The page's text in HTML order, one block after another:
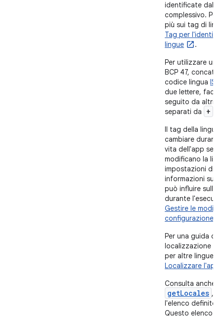
identificate dal
complessivo.
più sui tag di
Tag per
lingue
.
Per utilizzare un
BCP 47,
codice lingua
due lettere,
seguito da altri
separati da
+
Il tag della
cambiare
vita dell'app se
modificano la
impostazioni di
informazioni su
può influire sulla
durante
Gestire le
configurazione
Per una guida
localizzazione
per altre lingue,
Localizzare l'app
Consulta anche
getLocales ,
l'elenco definito
Questo elenco